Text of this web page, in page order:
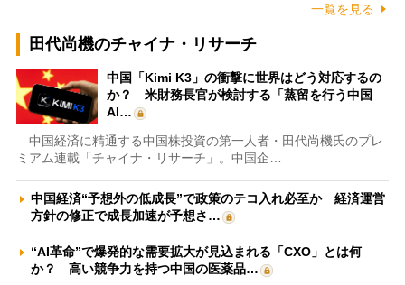
一覧を見る
田代尚機のチャイナ・リサーチ
中国「Kimi K3」の衝撃に世界はどう対応するの
か？ 米財務長官が検討する「蒸留を行う中国
AI…
中国経済に精通する中国株投資の第一人者・田代尚機氏のプレ
ミアム連載「チャイナ・リサーチ」。中国企…
中国経済“予想外の低成長”で政策のテコ入れ必至か 経済運営
方針の修正で成長加速が予想さ…
“AI革命”で爆発的な需要拡大が見込まれる「CXO」とは何
か？ 高い競争力を持つ中国の医薬品…